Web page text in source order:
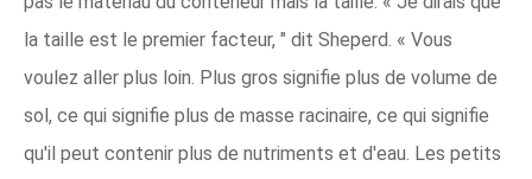
la taille est le premier facteur, " dit Sheperd. « Vous
voulez aller plus loin. Plus gros signifie plus de volume de
sol, ce qui signifie plus de masse racinaire, ce qui signifie
qu'il peut contenir plus de nutriments et d'eau. Les petits